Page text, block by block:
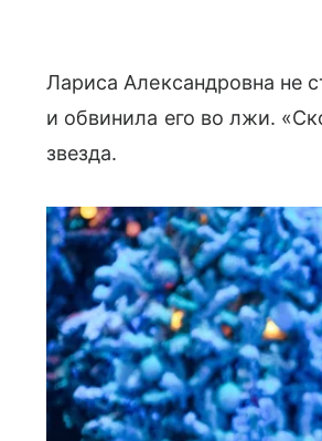
Лариса Александровна не
и обвинила его во лжи.
звезда.